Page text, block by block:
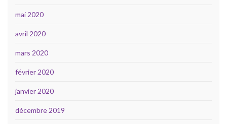
mai 2020
avril 2020
mars 2020
février 2020
janvier 2020
décembre 2019